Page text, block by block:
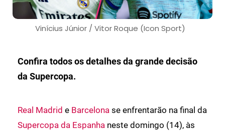
Vinícius Júnior / Vitor Roque (Icon Sport)
Confira todos os detalhes da grande decisão
da Supercopa.
Real Madrid e Barcelona se enfrentarão na final da
Supercopa da Espanha neste domingo (14), às